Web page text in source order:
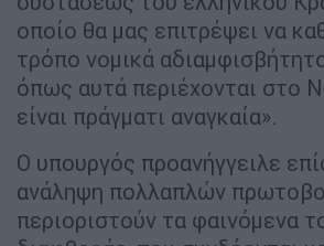
οποίο θα μας επιτρέψει να
τρόπο νομικά
όπως αυτά περιέχονται στο
είναι πράγματι αναγκαία».
Ο υπουργός προανήγγειλε
ανάληψη πολλαπλών
περιοριστούν τα φαινόμενα